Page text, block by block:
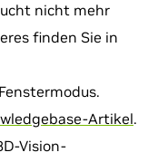
nicht mehr
finden Sie in
Artikel.
Vision-